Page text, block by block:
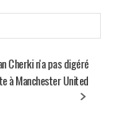
Cherki n'a pas digéré
à Manchester United